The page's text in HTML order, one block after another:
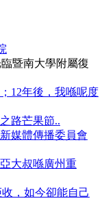
暨南大學附屬復
12年後，我喺呢度
路芒果節..
媒體傳播委員會
大叔喺廣州重
，如今卻能自己